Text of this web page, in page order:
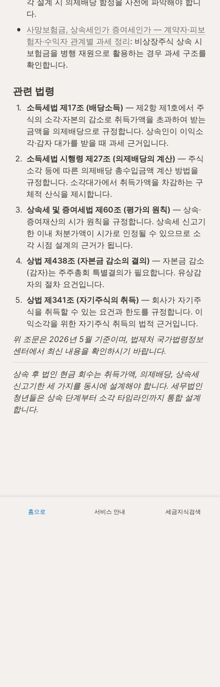
다.
•
사망보험금, 상속세인가 증여세인가 — 계약자·피보
험자·수익자 관계별 과세 정리: 비상장주식 상속 시
보험금을 병행 재원으로 활용하는 경우 과세 구조를
확인합니다.
관련 법령
1. 소득세법 제17조 (배당소득) — 제2항 제1호에서 주
식의 소각·자본의 감소로 취득가액을 초과하여 받는
금액을 의제배당으로 규정합니다. 상속인이 이익소
각·감자 대가를 받을 때 과세 근거입니다.
2. 소득세법 시행령 제27조 (의제배당의 계산) — 주식
소각 등에 따른 의제배당 총수입금액 계산 방법을
규정합니다. 소각대가에서 취득가액을 차감하는 구
체적 산식을 제시합니다.
3. 상속세 및 증여세법 제60조 (평가의 원칙) — 상속·
증여재산의 시가 원칙을 규정합니다. 상속세 신고기
한 이내 처분가액이 시가로 인정될 수 있으므로 소
각 시점 설계의 근거가 됩니다.
4. 상법 제438조 (자본금 감소의 결의) — 자본금 감소
(감자)는 주주총회 특별결의가 필요합니다. 유상감
자의 절차 요건입니다.
5. 상법 제341조 (자기주식의 취득) — 회사가 자기주
식을 취득할 수 있는 요건과 한도를 규정합니다. 이
익소각을 위한 자기주식 취득의 법적 근거입니다.
위 조문은 2026년 5월 기준이며, 법제처 국가법령정보
센터에서 최신 내용을 확인하시기 바랍니다.
상속 후 법인 현금 회수는 취득가액, 의제배당, 상속세
신고기한 세 가지를 동시에 설계해야 합니다. 세무법인
청년들은 상속 단계부터 소각 타임라인까지 통합 설계
합니다.
홈으로 서비스 안내 세금지식검색